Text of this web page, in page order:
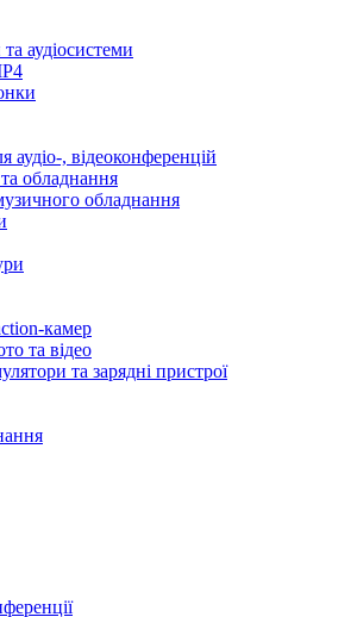
аудіосистеми
аудіо-, відеоконференцій
обладнання
обладнання
камер
та відео
та зарядні пристрої